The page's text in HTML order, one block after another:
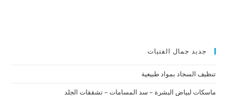
جديد جمال الفتيات
تنظيف السجاد بمواد طبيعية
ماسكات لبياض البشرة – سد المسامات – تشققات الجلد